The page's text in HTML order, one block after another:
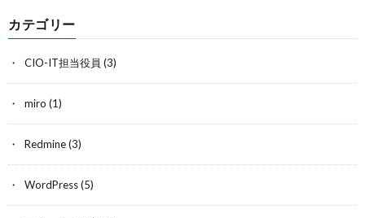
カテゴリー
CIO-IT担当役員 (3)
miro (1)
Redmine(3)
WordPress(5)